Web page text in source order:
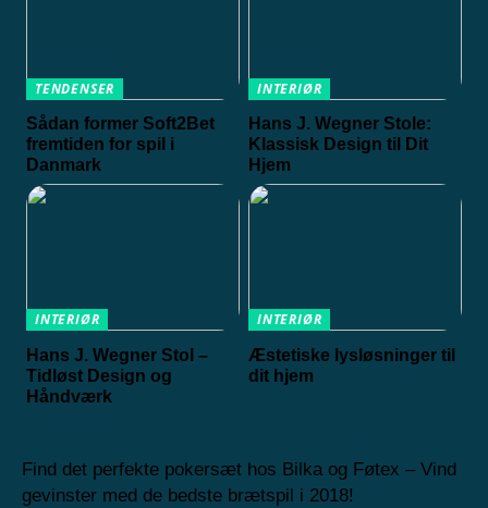
TENDENSER
Sådan former Soft2Bet
fremtiden for spil i
Danmark
INTERIØR
Hans J. Wegner Stole:
Klassisk Design til Dit
Hjem
INTERIØR
Hans J. Wegner Stol –
Tidløst Design og
Håndværk
INTERIØR
Æstetiske lysløsninger til
dit hjem
Find det perfekte pokersæt hos Bilka og Føtex – Vind
gevinster med de bedste brætspil i 2018!